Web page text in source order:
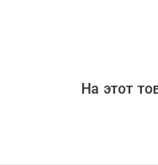
На этот